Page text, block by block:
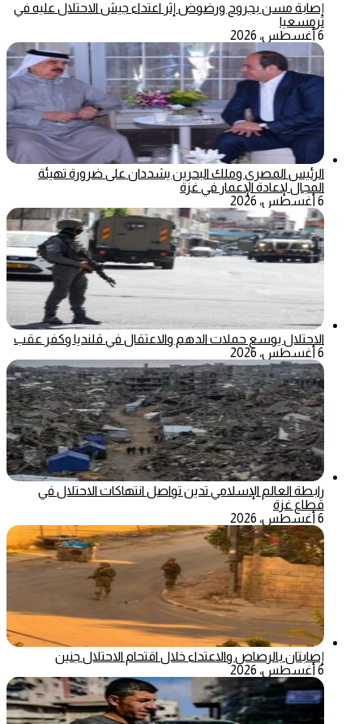
إصابة مسن بجروح ورضوض إثر اعتداء جيش الاحتلال عليه في
ترمسعيا
6 أغسطس، 2026
الرئيس المصري وملك البحرين يشددان على ضرورة تهيئة
المجال لإعادة الإعمار في غزة
6 أغسطس، 2026
الاحتلال يوسع حملات الدهم والاعتقال في قلنديا وكفر عقب
6 أغسطس، 2026
رابطة العالم الإسلامي تدين تواصل انتهاكات الاحتلال في
قطاع غزة
6 أغسطس، 2026
إصابتان بالرصاص والاعتداء خلال اقتحام الاحتلال جنين
6 أغسطس، 2026